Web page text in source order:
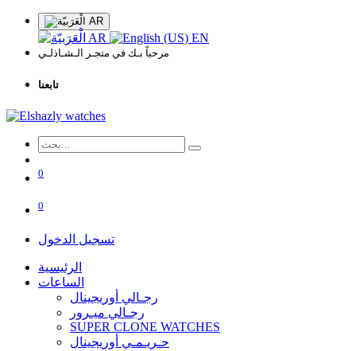
AR
AR EN
مرحباً بـك في متجـر الـشـاذلـي
تابعنا
0
0
تسجيل الدخول
الرئيسية
الساعات
رجـالي أوريجينال
رجـالي ميـرور
SUPER CLONE WATCHES
حـريـمـي أوريجينال